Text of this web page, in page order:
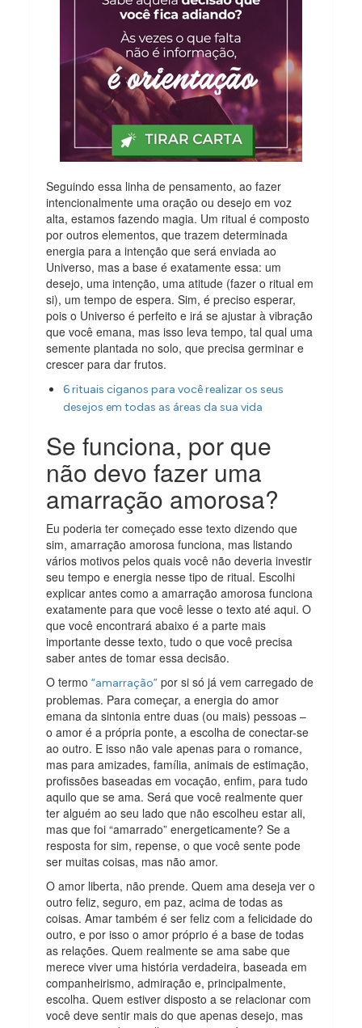
Seguindo essa linha de pensamento, ao fazer
intencionalmente uma oração ou desejo em voz
alta, estamos fazendo magia. Um ritual é composto
por outros elementos, que trazem determinada
energia para a intenção que será enviada ao
Universo, mas a base é exatamente essa: um
desejo, uma intenção, uma atitude (fazer o ritual em
si), um tempo de espera. Sim, é preciso esperar,
pois o Universo é perfeito e irá se ajustar à vibração
que você emana, mas isso leva tempo, tal qual uma
semente plantada no solo, que precisa germinar e
crescer para dar frutos.
6 rituais ciganos para você realizar os seus
desejos em todas as áreas da sua vida
Se funciona, por que
não devo fazer uma
amarração amorosa?
Eu poderia ter começado esse texto dizendo que
sim, amarração amorosa funciona, mas listando
vários motivos pelos quais você não deveria investir
seu tempo e energia nesse tipo de ritual. Escolhi
explicar antes como a amarração amorosa funciona
exatamente para que você lesse o texto até aqui. O
que você encontrará abaixo é a parte mais
importante desse texto, tudo o que você precisa
saber antes de tomar essa decisão.
O termo“amarração” por si só já vem carregado de
problemas. Para começar, a energia do amor
emana da sintonia entre duas (ou mais) pessoas –
o amor é a própria ponte, a escolha de conectar-se
ao outro. E isso não vale apenas para o romance,
mas para amizades, família, animais de estimação,
profissões baseadas em vocação, enfim, para tudo
aquilo que se ama. Será que você realmente quer
ter alguém ao seu lado que não escolheu estar ali,
mas que foi “amarrado” energeticamente? Se a
resposta for sim, repense, o que você sente pode
ser muitas coisas, mas não amor.
O amor liberta, não prende. Quem ama deseja ver o
outro feliz, seguro, em paz, acima de todas as
coisas. Amar também é ser feliz com a felicidade do
outro, e por isso o amor próprio é a base de todas
as relações. Quem realmente se ama sabe que
merece viver uma história verdadeira, baseada em
companheirismo, admiração e, principalmente,
escolha. Quem estiver disposto a se relacionar com
você deve sentir mais do que apenas desejo, mas